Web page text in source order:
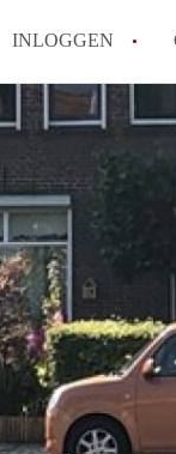
INLOGGEN
How to
Wat is
Tips:
Wat is
Alle